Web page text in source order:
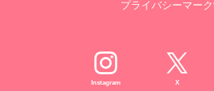
８. Cookie（クッキー）等の利用について
プライバシーマー
Instagram X